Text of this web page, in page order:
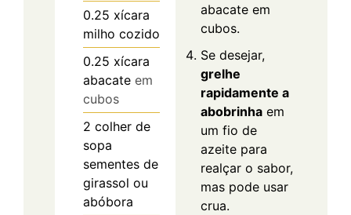
0.25 xícara
milho cozido
0.25 xícara
abacate em
cubos
2 colher de
sopa
sementes de
girassol ou
abóbora
abacate em
cubos.
Se desejar,
grelhe
rapidamente a
abobrinha em
um fio de
azeite para
realçar o sabor,
mas pode usar
crua.